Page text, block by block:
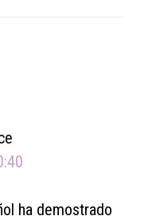
ha demostrado